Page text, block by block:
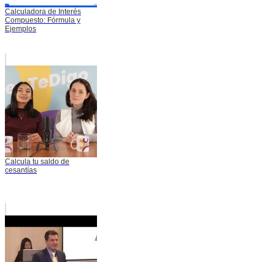
Calculadora de Interés
Compuesto: Fórmula y
Ejemplos
Calcula tu saldo de
cesantías